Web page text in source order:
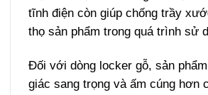
tĩnh điện còn giúp chống trầy
thọ sản phẩm trong quá trình sử
Đối với dòng locker gỗ, sản
giác sang trọng và ấm cúng hơn